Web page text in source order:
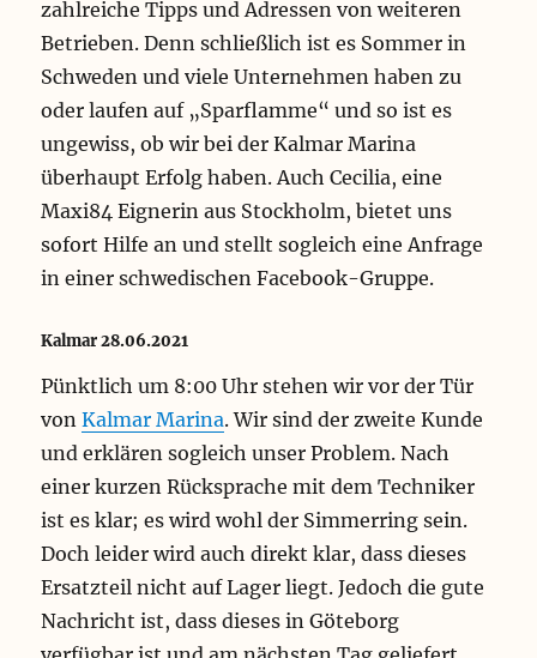
zahlreiche Tipps und Adressen von weiteren
Betrieben. Denn schließlich ist es Sommer in
Schweden und viele Unternehmen haben zu
oder laufen auf „Sparflamme“ und so ist es
ungewiss, ob wir bei der Kalmar Marina
überhaupt Erfolg haben. Auch Cecilia, eine
Maxi84 Eignerin aus Stockholm, bietet uns
sofort Hilfe an und stellt sogleich eine Anfrage
in einer schwedischen Facebook-Gruppe.
Kalmar 28.06.2021
Pünktlich um 8:00 Uhr stehen wir vor der Tür
vonKalmar Marina. Wir sind der zweite Kunde
und erklären sogleich unser Problem. Nach
einer kurzen Rücksprache mit dem Techniker
ist es klar; es wird wohl der Simmerring sein.
Doch leider wird auch direkt klar, dass dieses
Ersatzteil nicht auf Lager liegt. Jedoch die gute
Nachricht ist, dass dieses in Göteborg